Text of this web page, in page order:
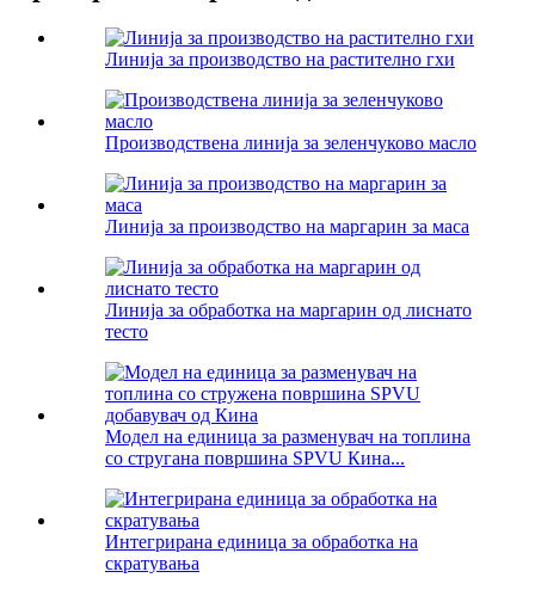
Линија за производство на растително гхи
Производствена линија за зеленчуково масло
Линија за производство на маргарин за маса
Линија за обработка на маргарин од лиснато
тесто
Модел на единица за разменувач на топлина
со стругана површина SPVU Кина...
Интегрирана единица за обработка на
скратувања